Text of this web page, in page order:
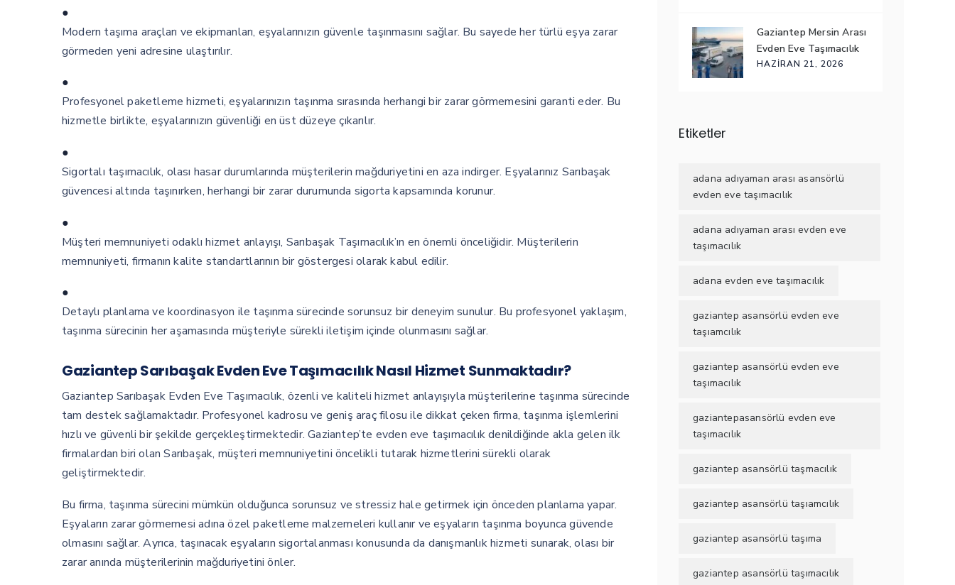
●
Modern taşıma araçları ve ekipmanları, eşyalarınızın güvenle taşınmasını sağlar. Bu sayede her türlü eşya zarar
görmeden yeni adresine ulaştırılır.
●
Profesyonel paketleme hizmeti, eşyalarınızın taşınma sırasında herhangi bir zarar görmemesini garanti eder. Bu
hizmetle birlikte, eşyalarınızın güvenliği en üst düzeye çıkarılır.
●
Sigortalı taşımacılık, olası hasar durumlarında müşterilerin mağduriyetini en aza indirger. Eşyalarınız Sarıbaşak
güvencesi altında taşınırken, herhangi bir zarar durumunda sigorta kapsamında korunur.
●
Müşteri memnuniyeti odaklı hizmet anlayışı, Sarıbaşak Taşımacılık’ın en önemli önceliğidir. Müşterilerin
memnuniyeti, firmanın kalite standartlarının bir göstergesi olarak kabul edilir.
●
Detaylı planlama ve koordinasyon ile taşınma sürecinde sorunsuz bir deneyim sunulur. Bu profesyonel yaklaşım,
taşınma sürecinin her aşamasında müşteriyle sürekli iletişim içinde olunmasını sağlar.
Gaziantep Sarıbaşak Evden Eve Taşımacılık Nasıl Hizmet Sunmaktadır?
Gaziantep Sarıbaşak Evden Eve Taşımacılık, özenli ve kaliteli hizmet anlayışıyla müşterilerine taşınma sürecinde
tam destek sağlamaktadır. Profesyonel kadrosu ve geniş araç filosu ile dikkat çeken firma, taşınma işlemlerini
hızlı ve güvenli bir şekilde gerçekleştirmektedir. Gaziantep’te evden eve taşımacılık denildiğinde akla gelen ilk
firmalardan biri olan Sarıbaşak, müşteri memnuniyetini öncelikli tutarak hizmetlerini sürekli olarak
geliştirmektedir.
Bu firma, taşınma sürecini mümkün olduğunca sorunsuz ve stressiz hale getirmek için önceden planlama yapar.
Eşyaların zarar görmemesi adına özel paketleme malzemeleri kullanır ve eşyaların taşınma boyunca güvende
olmasını sağlar. Ayrıca, taşınacak eşyaların sigortalanması konusunda da danışmanlık hizmeti sunarak, olası bir
zarar anında müşterilerinin mağduriyetini önler.
Gaziantep Mersin Arası
Evden Eve Taşımacılık
HAZIRAN 21, 2026
Etiketler
adana adıyaman arası asansörlü
evden eve taşımacılık
adana adıyaman arası evden eve
taşımacılık
adana evden eve taşımacılık
gaziantep asansörlü evden eve
taşıamcılık
gaziantep asansörlü evden eve
taşımacılık
gaziantepasansörlü evden eve
taşımacılık
gaziantep asansörlü taşmacılık
gaziantep asansörlü taşıamcılık
gaziantep asansörlü taşıma
gaziantep asansörlü taşımacılık